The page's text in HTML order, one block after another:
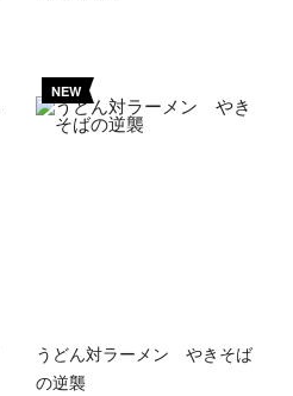
NEW
うどん対ラーメン やきそば
の逆襲